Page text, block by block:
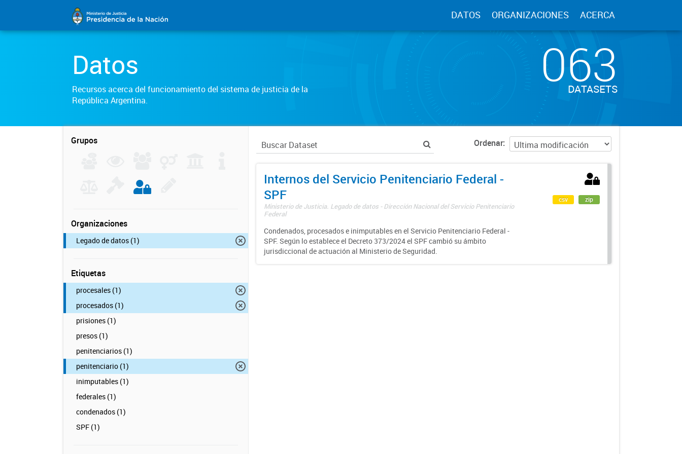
DATOS ORGANIZACIONES ACERCA
Datos
Recursos acerca del funcionamiento del sistema de justicia de la
República Argentina.
063
DATASETS
Grupos
Organizaciones
Legado de datos (1)
Etiquetas
procesales (1)
procesados (1)
prisiones (1)
presos (1)
penitenciarios (1)
penitenciario (1)
inimputables (1)
federales (1)
condenados (1)
SPF (1)
Ordenar
Internos del Servicio Penitenciario Federal -
SPF
Ministerio de Justicia. Legado de datos - Dirección Nacional del Servicio Penitenciario
Federal
Condenados, procesados e inimputables en el Servicio Penitenciario Federal -
SPF. Según lo establece el Decreto 373/2024 el SPF cambió su ámbito
jurisdiccional de actuación al Ministerio de Seguridad.
csv zip